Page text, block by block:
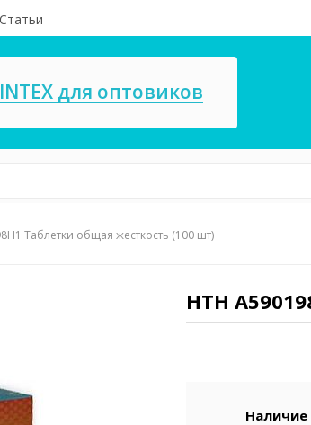
Статьи
INTEX для оптовиков
ремкомплекты
Таблетки общая жесткость (100 шт)
HTH
Наличие